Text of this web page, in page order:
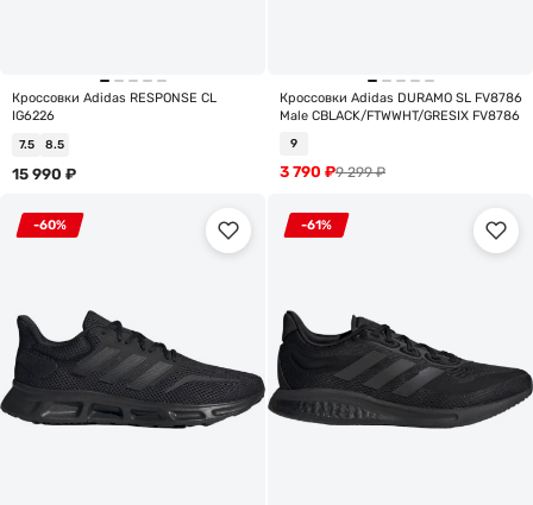
Кроссовки Adidas RESPONSE CL
IG6226
7.5 8.5
15 990 ₽
Кроссовки Adidas DURAMO SL FV8786
Male CBLACK/FTWWHT/GRESIX FV8786
9
9 299₽
3 790 ₽
-60% -61%